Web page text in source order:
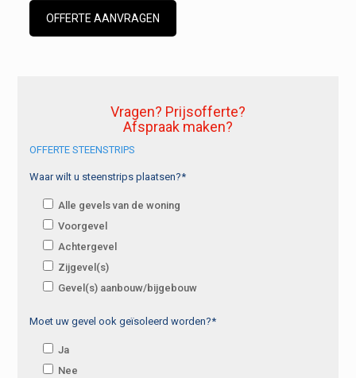
OFFERTE AANVRAGEN
Vragen? Prijsofferte?
Afspraak maken?
OFFERTE STEENSTRIPS
Waar wilt u steenstrips plaatsen?*
Alle gevels van de woning
Voorgevel
Achtergevel
Zijgevel(s)
Gevel(s) aanbouw/bijgebouw
Moet uw gevel ook geïsoleerd worden?*
Ja
Nee